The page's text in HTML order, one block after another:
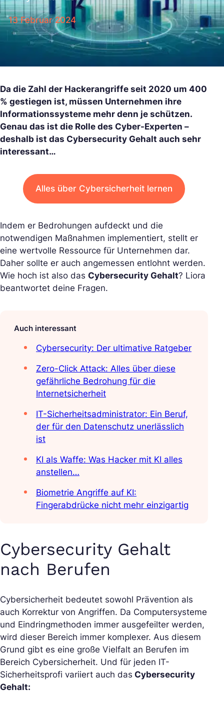
13 Februar 2024
Da die Zahl der Hackerangriffe seit 2020 um 400
% gestiegen ist, müssen Unternehmen ihre
Informationssysteme mehr denn je schützen.
Genau das ist die Rolle des Cyber-Experten –
deshalb ist das Cybersecurity Gehalt auch sehr
interessant…
Alles über Cybersicherheit lernen
Indem er Bedrohungen aufdeckt und die
notwendigen Maßnahmen implementiert, stellt er
eine wertvolle Ressource für Unternehmen dar.
Daher sollte er auch angemessen entlohnt werden.
Wie hoch ist also das Cybersecurity Gehalt? Liora
beantwortet deine Fragen.
Auch interessant
Cybersecurity: Der ultimative Ratgeber
Zero-Click Attack: Alles über diese
gefährliche Bedrohung für die
Internetsicherheit
IT-Sicherheitsadministrator: Ein Beruf,
der für den Datenschutz unerlässlich
ist
KI als Waffe: Was Hacker mit KI alles
anstellen…
Biometrie Angriffe auf KI:
Fingerabdrücke nicht mehr einzigartig
Cybersecurity Gehalt
nach Berufen
Cybersicherheit bedeutet sowohl Prävention als
auch Korrektur von Angriffen. Da Computersysteme
und Eindringmethoden immer ausgefeilter werden,
wird dieser Bereich immer komplexer. Aus diesem
Grund gibt es eine große Vielfalt an Berufen im
Bereich Cybersicherheit. Und für jeden IT-
Sicherheitsprofi variiert auch das Cybersecurity
Gehalt: